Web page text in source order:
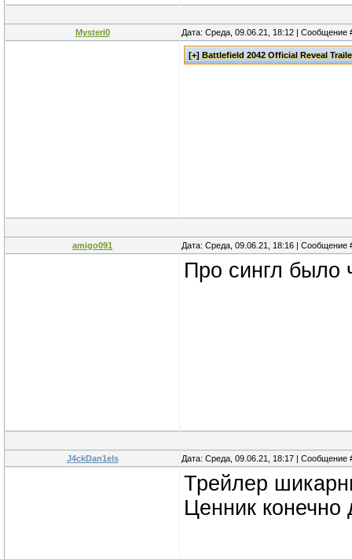
Mysteri0 Дата: Среда, 09.06.21, 18:12 | Сообщение
amigo091 Дата: Среда, 09.06.21, 18:16 | Сообщение
Про сингл было
J4ckDan1els Дата: Среда, 09.06.21, 18:17 | Сообщение
Трейлер
Ценник конечно